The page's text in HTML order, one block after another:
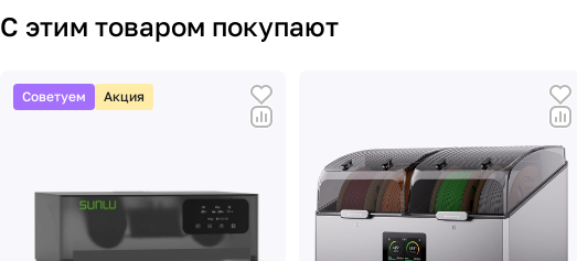
С этим товаром покупают
Советуем Акция